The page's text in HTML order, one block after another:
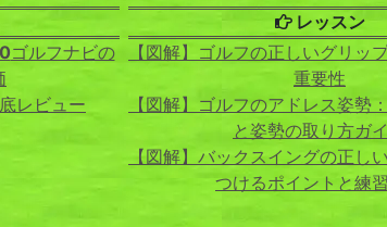
ゴルフナビの
レビュー
レッスン
【図解】ゴルフの正しいグリッ
重要性
【図解】ゴルフのアドレス姿勢
と姿勢の取り方ガ
【図解】バックスイングの正し
つけるポイントと練